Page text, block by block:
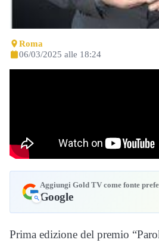
Roma
06/03/2025 alle 18:24
Aggiungi Gold TV come fonte
Google
Prima edizione del premio